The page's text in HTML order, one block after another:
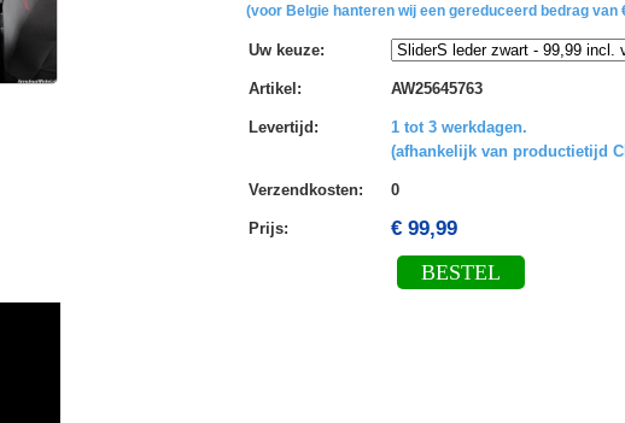
(voor Belgie hanteren wij een gereduceerd bedrag van
Uw keuze:
Artikel : AW25645763
Levertijd :
1 tot 3 werkdagen.
(afhankelijk van productietijd
Verzendkosten: 0
Prijs: € 99,99
BESTEL